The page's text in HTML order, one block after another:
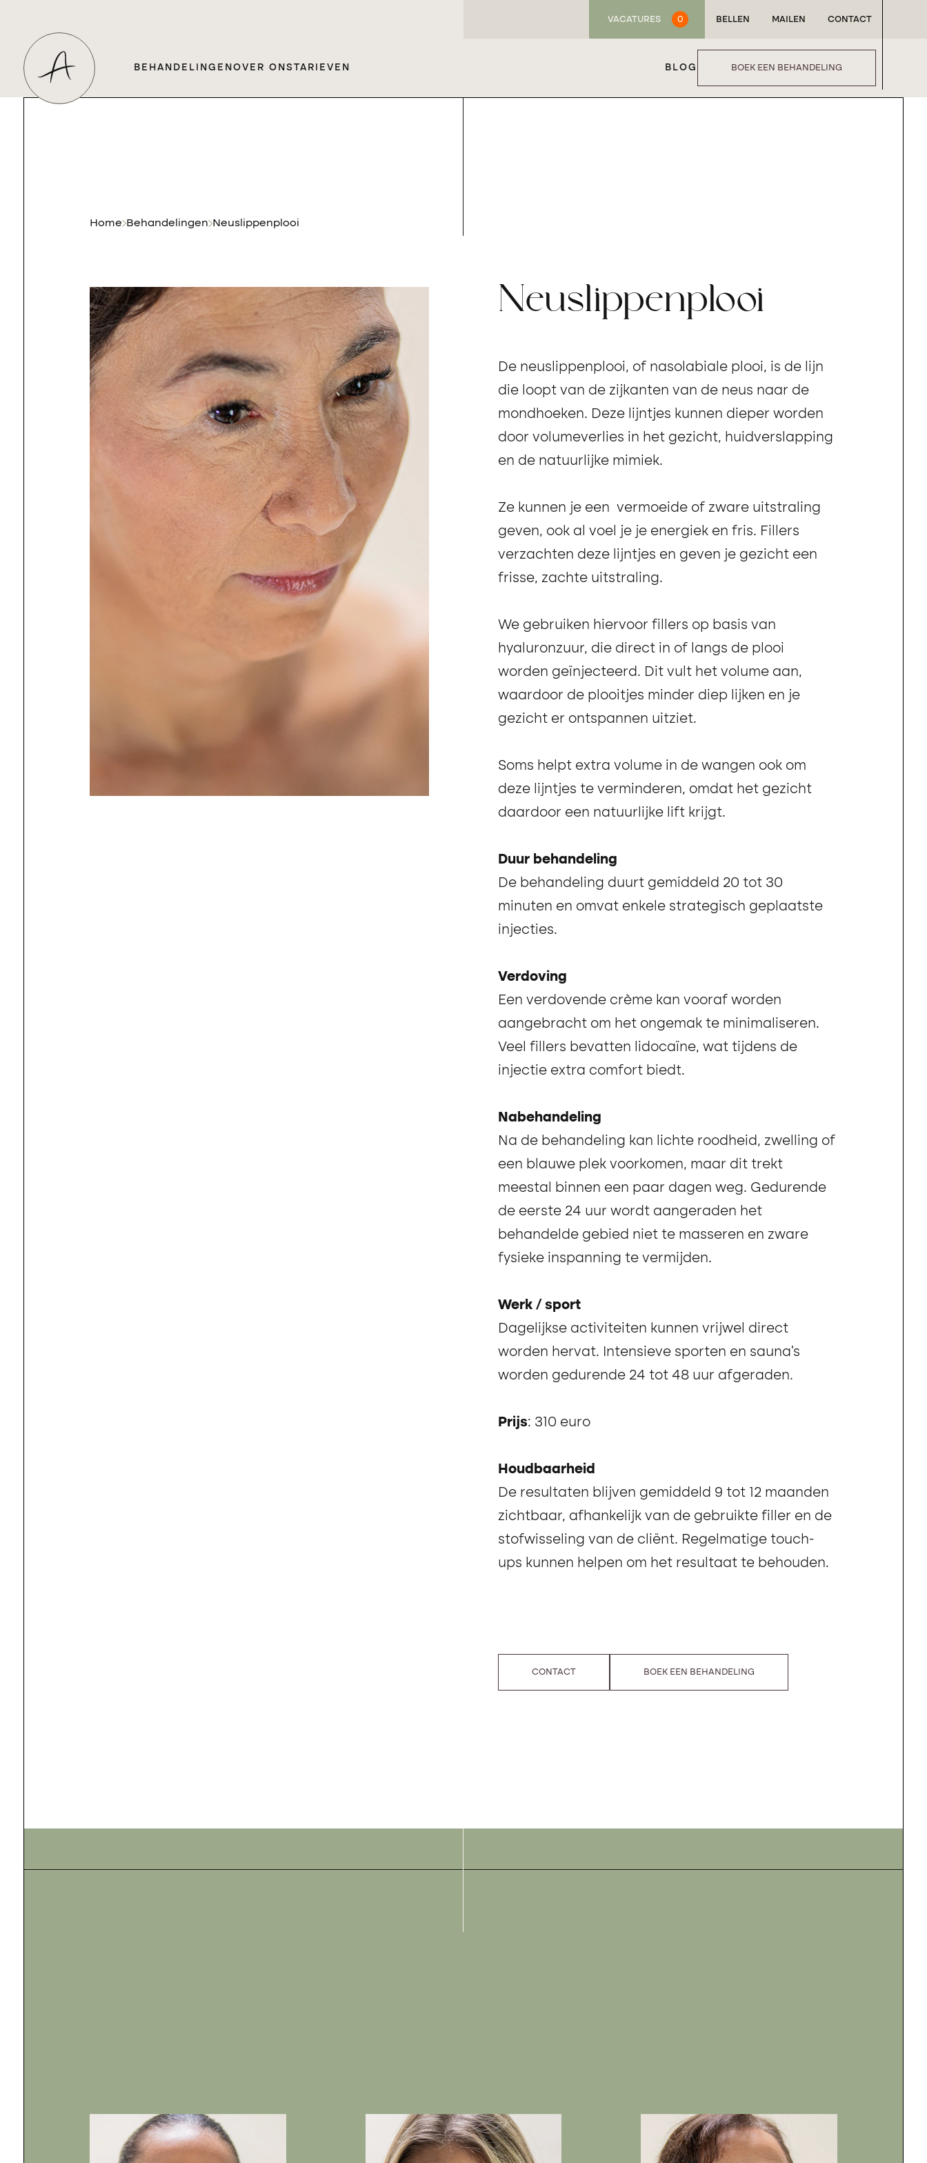
VACATURES 0 BELLEN MAILEN CONTACT
BEHANDELINGEN OVER ONS TARIEVEN BLOG BOEK EEN BEHANDELING
Home Behandelingen Neuslippenplooi
Neuslippenplooi
De neuslippenplooi, of nasolabiale plooi, is de lijn
die loopt van de zijkanten van de neus naar de
mondhoeken. Deze lijntjes kunnen dieper worden
door volumeverlies in het gezicht, huidverslapping
en de natuurlijke mimiek.
Ze kunnen je een vermoeide of zware uitstraling
geven, ook al voel je je energiek en fris. Fillers
verzachten deze lijntjes en geven je gezicht een
frisse, zachte uitstraling.
We gebruiken hiervoor fillers op basis van
hyaluronzuur, die direct in of langs de plooi
worden geïnjecteerd. Dit vult het volume aan,
waardoor de plooitjes minder diep lijken en je
gezicht er ontspannen uitziet.
Soms helpt extra volume in de wangen ook om
deze lijntjes te verminderen, omdat het gezicht
daardoor een natuurlijke lift krijgt.
Duur behandeling
De behandeling duurt gemiddeld 20 tot 30
minuten en omvat enkele strategisch geplaatste
injecties.
Verdoving
Een verdovende crème kan vooraf worden
aangebracht om het ongemak te minimaliseren.
Veel fillers bevatten lidocaïne, wat tijdens de
injectie extra comfort biedt.
Nabehandeling
Na de behandeling kan lichte roodheid, zwelling of
een blauwe plek voorkomen, maar dit trekt
meestal binnen een paar dagen weg. Gedurende
de eerste 24 uur wordt aangeraden het
behandelde gebied niet te masseren en zware
fysieke inspanning te vermijden.
Werk / sport
Dagelijkse activiteiten kunnen vrijwel direct
worden hervat. Intensieve sporten en sauna’s
worden gedurende 24 tot 48 uur afgeraden.
Prijs: 310 euro
Houdbaarheid
De resultaten blijven gemiddeld 9 tot 12 maanden
zichtbaar, afhankelijk van de gebruikte filler en de
stofwisseling van de cliënt. Regelmatige touch-
ups kunnen helpen om het resultaat te behouden.
CONTACT BOEK EEN BEHANDELING